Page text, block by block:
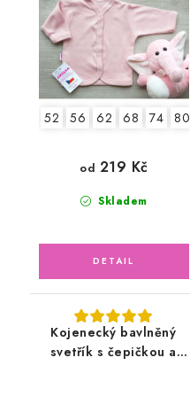
52 56 62 68 74 80
Skladem
od 219 Kč
Kojenecký bavlněný
svetřík s čepičkou a